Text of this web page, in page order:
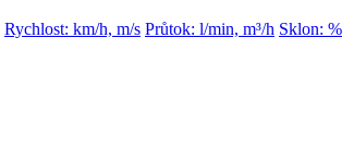
Rychlost: km/h, m/s Průtok: l/min, m³/h Sklon: %